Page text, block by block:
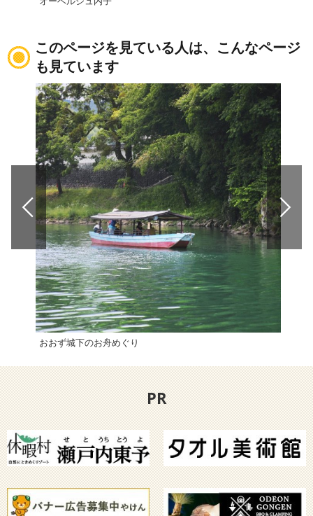
このページを見ている人は、こんなページ
も見ています
おおず城下のお舟めぐり
PR